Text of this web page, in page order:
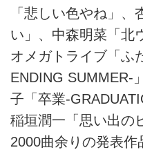
「悲しい色やね」
い」、中森明菜「北
オメガトライブ「ふ
ENDING SUMMER-
子「卒業-
稲垣潤一「思い出の
2000曲余りの発表作